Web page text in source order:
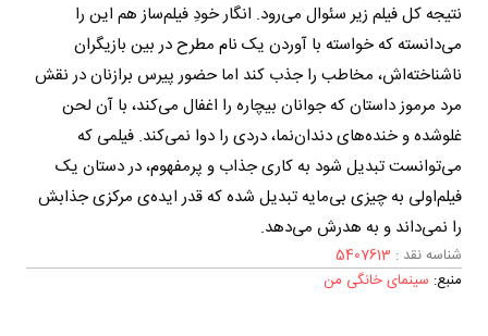
نتیجه کل فیلم زیر سئوال می‌رود. انگار خودِ فیلم‌ساز هم این را
می‌دانسته که خواسته با آوردن یک نام مطرح در بین بازیگران
ناشناخته‌اش، مخاطب را جذب کند اما حضور پیرس برازنان در نقش
مرد مرموز داستان که جوانان بیچاره را اغفال می‌کند، با آن لحن
غلوشده و خنده‌های دندان‌نما، دردی را دوا نمی‌کند. فیلمی که
می‌توانست تبدیل شود به کاری جذاب و پرمفهوم، در دستان یک
فیلم‌اولی به چیزی بی‌مایه تبدیل شده که قدر ایده‌ی مرکزی جذابش
را نمی‌داند و به هدرش می‌دهد.
شناسه نقد : 5407613
منبع: سینمای خانگی من